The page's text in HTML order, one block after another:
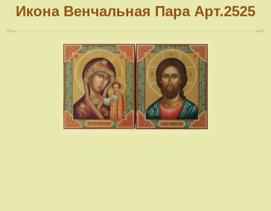
Икона Венчальная Пара Арт.2525